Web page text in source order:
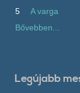
5
A varga
Bővebben...
Legújabb